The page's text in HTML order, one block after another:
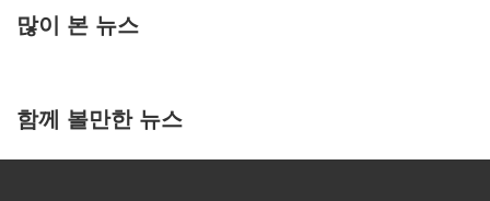
많이 본 뉴스
함께 볼만한 뉴스